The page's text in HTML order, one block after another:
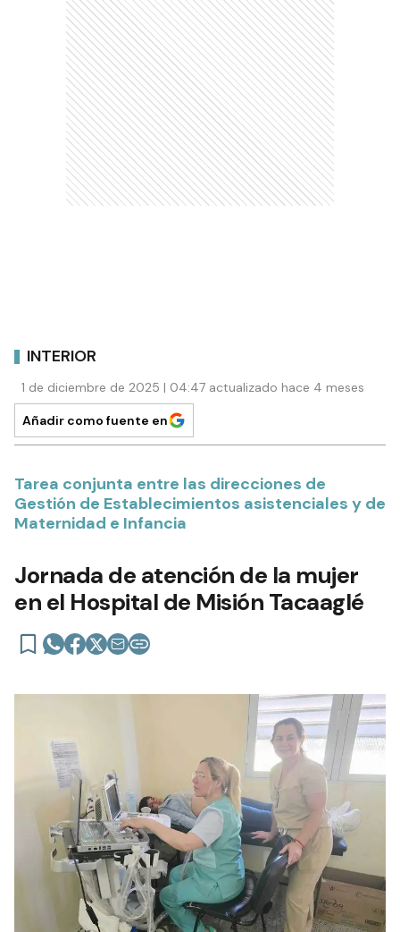
INTERIOR
1 de diciembre de 2025 | 04:47 actualizado hace 4 meses
Añadir como fuente en
Tarea conjunta entre las direcciones de
Gestión de Establecimientos asistenciales y de
Maternidad e Infancia
Jornada de atención de la mujer
en el Hospital de Misión Tacaaglé